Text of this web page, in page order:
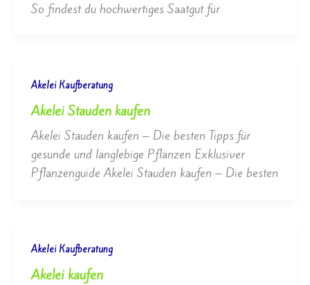
So findest du hochwertiges Saatgut für
Akelei Kaufberatung
Akelei Stauden kaufen
Akelei Stauden kaufen – Die besten Tipps für
gesunde und langlebige Pflanzen Exklusiver
Pflanzenguide Akelei Stauden kaufen – Die besten
Akelei Kaufberatung
Akelei kaufen